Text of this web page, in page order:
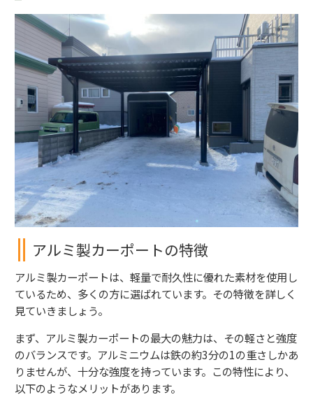
アルミ製カーポートの特徴
アルミ製カーポートは、軽量で耐久性に優れた素材を使用し
ているため、多くの方に選ばれています。その特徴を詳しく
見ていきましょう。
まず、アルミ製カーポートの最大の魅力は、その軽さと強度
のバランスです。アルミニウムは鉄の約3分の1の重さしかあ
りませんが、十分な強度を持っています。この特性により、
以下のようなメリットがあります。